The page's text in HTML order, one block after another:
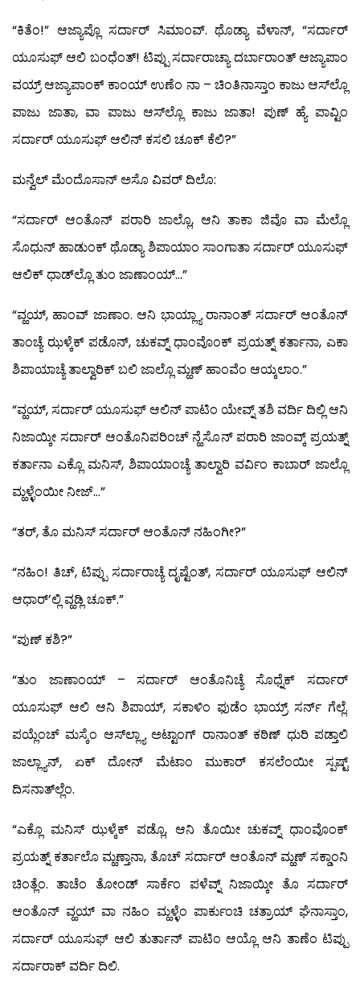
“ಕಿತೆಂ!” ಆಜ್ಯಾಪ್ಲೊ ಸರ್ದಾರ್ ಸಿಮಾಂವ್. ಥೊಡ್ಯಾ ವೆಳಾನ್, “ಸರ್ದಾರ್
ಯೂಸುಫ್ ಆಲಿ ಬಂಧೆಂತ್! ಟಿಪ್ಪು ಸರ್ದಾರಾಚ್ಯಾ ದರ್ಬಾರಾಂತ್ ಆಜ್ಯಾಪಾಂ
ವಯ್ರ್ ಆಜ್ಯಾಪಾಂಕ್ ಕಾಂಯ್ ಉಣೆಂ ನಾ – ಚಿಂತಿನಾಸ್ತಾಂ ಕಾಜು ಆಸ್‍ಲ್ಲೊ
ಪಾಜು ಜಾತಾ, ವಾ ಪಾಜು ಆಸ್‍ಲ್ಲೊ ಕಾಜು ಜಾತಾ! ಪುಣ್ ಹ್ಯೆ ಪಾವ್ಟಿಂ
ಸರ್ದಾರ್ ಯೂಸುಫ್ ಆಲಿನ್ ಕಸಲಿ ಚೂಕ್ ಕೆಲಿ?”
ಮನ್ವೆಲ್ ಮೆಂದೊಸಾನ್ ಅಸೊ ವಿವರ್ ದಿಲೊ:
“ಸರ್ದಾರ್ ಆಂತೊನ್ ಪರಾರಿ ಜಾಲ್ಲೊ, ಆನಿ ತಾಕಾ ಜಿವೊ ವಾ ಮೆಲ್ಲೊ
ಸೊಧುನ್ ಹಾಡುಂಕ್ ಥೊಡ್ಯಾ ಶಿಪಾಯಾಂ ಸಾಂಗಾತಾ ಸರ್ದಾರ್ ಯೂಸುಫ್
ಆಲಿಕ್ ಧಾಡ್‍ಲ್ಲೊ ತುಂ ಜಾಣಾಂಯ್…”
“ವ್ಹಯ್, ಹಾಂವ್ ಜಾಣಾಂ. ಆನಿ ಭಾಯ್ಲ್ಯಾ ರಾನಾಂತ್ ಸರ್ದಾರ್ ಆಂತೊನ್
ತಾಂಚ್ಯೆ ಝಳ್ಕೆಕ್ ಪಡೊನ್, ಚುಕವ್ನ್ ಧಾಂವೊಂಕ್ ಪ್ರಯತ್ನ್ ಕರ್ತಾನಾ, ಎಕಾ
ಶಿಪಾಯಾಚ್ಯೆ ತಾಲ್ವಾರಿಕ್ ಬಲಿ ಜಾಲ್ಲೊ ಮ್ಹಣ್ ಹಾಂವೆಂ ಆಯ್ಕಲಾಂ.”
“ವ್ಹಯ್, ಸರ್ದಾರ್ ಯೂಸುಫ್ ಆಲಿನ್ ಪಾಟಿಂ ಯೇವ್ನ್ ತಶಿ ವರ್ದಿ ದಿಲ್ಲಿ ಆನಿ
ನಿಜಾಯ್ಕೀ ಸರ್ದಾರ್ ಆಂತೊನಿಪರಿಂಚ್ ನ್ಹೆಸೊನ್ ಪರಾರಿ ಜಾಂವ್ಕ್ ಪ್ರಯತ್ನ್
ಕರ್ತಾನಾ ಎಕ್ಲೊ ಮನಿಸ್, ಶಿಪಾಯಾಂಚ್ಯೆ ತಾಲ್ವಾರಿ ವರ್ವಿಂ ಕಾಬಾರ್ ಜಾಲ್ಲೊ
ಮ್ಹಳ್ಳೆಂಯೀ ನೀಜ್…”
“ತರ್, ತೊ ಮನಿಸ್ ಸರ್ದಾರ್ ಆಂತೊನ್ ನಹಿಂಗೀ?”
“ನಹಿಂ! ತಿಚ್, ಟಿಪ್ಪು ಸರ್ದಾರಾಚ್ಯೆ ದೃಷ್ಟೆಂತ್, ಸರ್ದಾರ್ ಯೂಸುಫ್ ಆಲಿನ್
ಆಧಾರ್’ಲ್ಲಿ ವ್ಹಡ್ಲಿ ಚೂಕ್.”
“ಪುಣ್ ಕಶಿ?”
“ತುಂ ಜಾಣಾಂಯ್ – ಸರ್ದಾರ್ ಆಂತೊನಿಚ್ಯೆ ಸೊಧ್ನೆಕ್ ಸರ್ದಾರ್
ಯೂಸುಫ್ ಆಲಿ ಆನಿ ಶಿಪಾಯ್, ಸಕಾಳಿಂ ಫುಡೆಂ ಭಾಯ್ರ್ ಸರ್ನ್ ಗೆಲ್ಲೆ.
ಪಯ್ಲೆಂಚ್ ಮಸ್ಕೆಂ ಆಸ್‍ಲ್ಲ್ಯಾ ಅಟ್ಟಾಂಗ್ ರಾನಾಂತ್ ಕಠಿಣ್ ಧುರಿ ಪಡ್ತಾಲಿ
ಜಾಲ್ಲ್ಯಾನ್, ಏಕ್ ದೋನ್ ಮೆಟಾಂ ಮುಕಾರ್ ಕಸಲೆಂಯೀ ಸ್ಪಷ್ಟ್
ದಿಸನಾತ್‍ಲ್ಲೆಂ.
“ಎಕ್ಲೊ ಮನಿಸ್ ಝಳ್ಕೆಕ್ ಪಡ್ಲೊ, ಆನಿ ತೊಯೀ ಚುಕವ್ನ್ ಧಾಂವೊಂಕ್
ಪ್ರಯತ್ನ್ ಕರ್ತಾಲೊ ಮ್ಹಣ್ತಾನಾ, ತೊಚ್ ಸರ್ದಾರ್ ಆಂತೊನ್ ಮ್ಹಣ್ ಸಕ್ಡಾಂನಿ
ಚಿಂತ್ಲೆಂ. ತಾಚೆಂ ತೋಂಡ್ ಸಾರ್ಕೆಂ ಪಳೆವ್ನ್ ನಿಜಾಯ್ಕೀ ತೊ ಸರ್ದಾರ್
ಆಂತೊನ್ ವ್ಹಯ್ ವಾ ನಹಿಂ ಮ್ಹಳ್ಳೆಂ ಪಾರ್ಕುಂಚಿ ಚತ್ರಾಯ್ ಘೆನಾಸ್ತಾಂ,
ಸರ್ದಾರ್ ಯೂಸುಫ್ ಆಲಿ ತುರ್ತಾನ್ ಪಾಟಿಂ ಆಯ್ಲೊ ಆನಿ ತಾಣೆಂ ಟಿಪ್ಪು
ಸರ್ದಾರಾಕ್ ವರ್ದಿ ದಿಲಿ.